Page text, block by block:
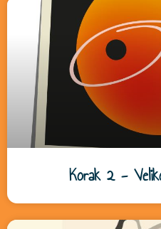
Korak 2 -